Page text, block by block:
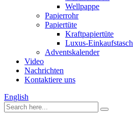
Wellpappe
Papierrohr
Papiertüte
Kraftpapiertüte
Luxus-
Adventskalender
Video
Nachrichten
Kontaktiere uns
English